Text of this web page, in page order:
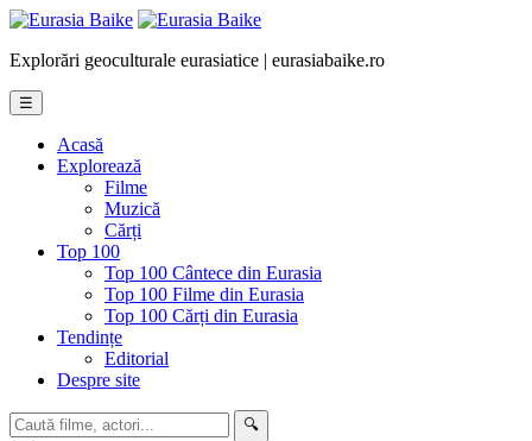
Explorări geoculturale eurasiatice | eurasiabaike.ro
☰
Acasă
Explorează
Filme
Muzică
Cărți
Top 100
Top 100 Cântece din Eurasia
Top 100 Filme din Eurasia
Top 100 Cărți din Eurasia
Tendințe
Editorial
Despre site
🔍